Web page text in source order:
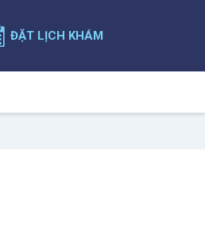
ĐẶT LỊCH KHÁM